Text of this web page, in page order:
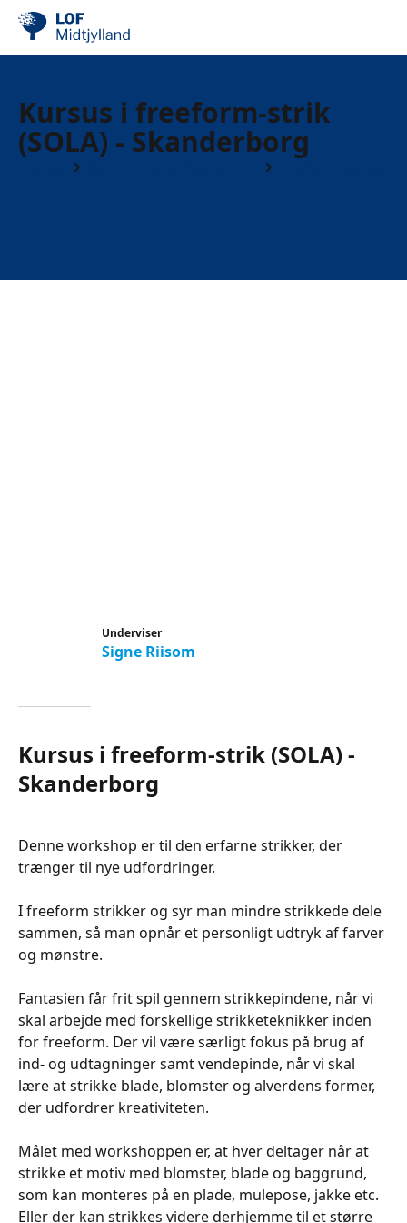
Kursus i freeform-strik
(SOLA) - Skanderborg
Underviser
Signe Riisom
Kursus i freeform-strik (SOLA) -
Skanderborg
Denne workshop er til den erfarne strikker, der
trænger til nye udfordringer.
I freeform strikker og syr man mindre strikkede dele
sammen, så man opnår et personligt udtryk af farver
og mønstre.
Fantasien får frit spil gennem strikkepindene, når vi
skal arbejde med forskellige strikketeknikker inden
for freeform. Der vil være særligt fokus på brug af
ind- og udtagninger samt vendepinde, når vi skal
lære at strikke blade, blomster og alverdens former,
der udfordrer kreativiteten.
Målet med workshoppen er, at hver deltager når at
strikke et motiv med blomster, blade og baggrund,
som kan monteres på en plade, mulepose, jakke etc.
Eller der kan strikkes videre derhjemme til et større